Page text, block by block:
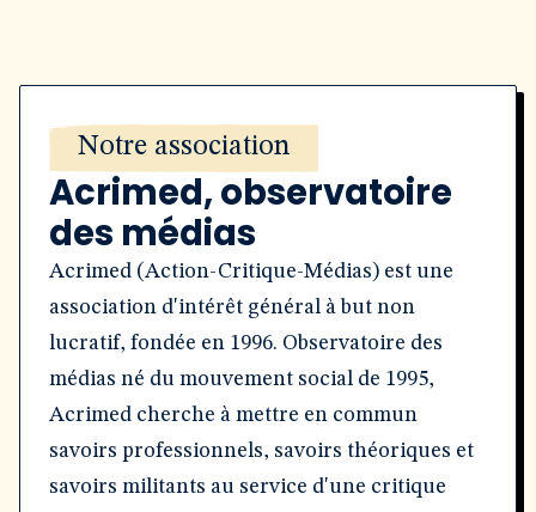
Notre association
Acrimed, observatoire
des médias
Acrimed (Action-Critique-Médias) est une
association d'intérêt général à but non
lucratif, fondée en 1996. Observatoire des
médias né du mouvement social de 1995,
Acrimed cherche à mettre en commun
savoirs professionnels, savoirs théoriques et
savoirs militants au service d'une critique